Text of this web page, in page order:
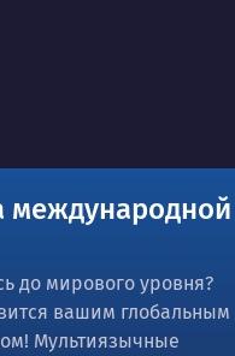
международной
до мирового уровня?
вашим глобальным
Мультиязычные